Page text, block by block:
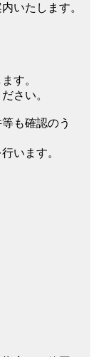
いたします。
す。
さい。
も確認のう
います。